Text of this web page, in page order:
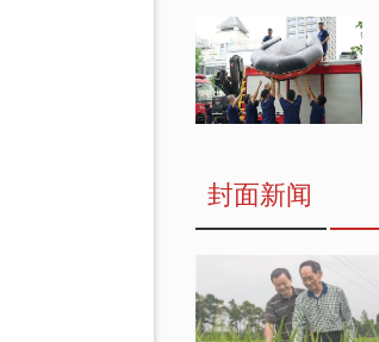
封面新闻